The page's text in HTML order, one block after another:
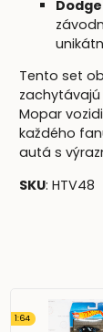
Tento set
Mopar
každého
autá s
SKU: HTV48
1:64